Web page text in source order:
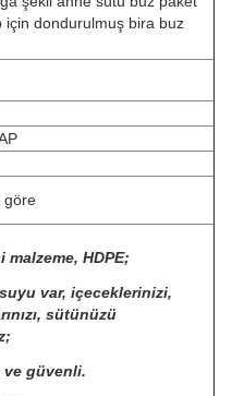
dondurulmuş bira buz
göre
malzeme, HDPE;
var, içeceklerinizi,
sütünüzü
ve güvenli.